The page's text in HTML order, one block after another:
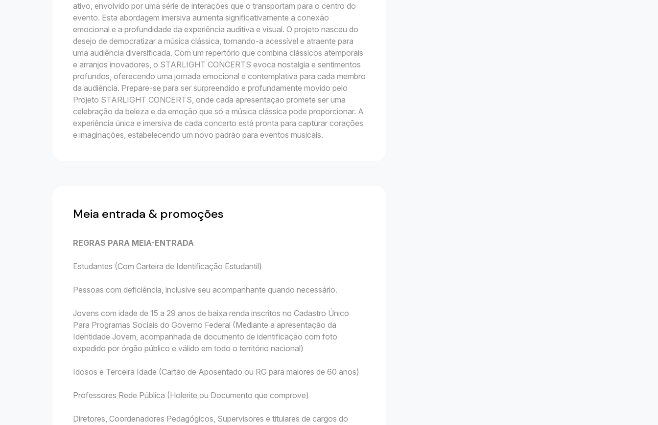
ativo, envolvido por uma série de interações que o transportam para o centro do
evento. Esta abordagem imersiva aumenta significativamente a conexão
emocional e a profundidade da experiência auditiva e visual. O projeto nasceu do
desejo de democratizar a música clássica, tornando-a acessível e atraente para
uma audiência diversificada. Com um repertório que combina clássicos atemporais
e arranjos inovadores, o STARLIGHT CONCERTS evoca nostalgia e sentimentos
profundos, oferecendo uma jornada emocional e contemplativa para cada membro
da audiência. Prepare-se para ser surpreendido e profundamente movido pelo
Projeto STARLIGHT CONCERTS, onde cada apresentação promete ser uma
celebração da beleza e da emoção que só a música clássica pode proporcionar. A
experiência única e imersiva de cada concerto está pronta para capturar corações
e imaginações, estabelecendo um novo padrão para eventos musicais.
Meia entrada & promoções
REGRAS PARA MEIA-ENTRADA
Estudantes (Com Carteira de Identificação Estudantil)
Pessoas com deficiência, inclusive seu acompanhante quando necessário.
Jovens com idade de 15 a 29 anos de baixa renda inscritos no Cadastro Único
Para Programas Sociais do Governo Federal (Mediante a apresentação da
Identidade Jovem, acompanhada de documento de identificação com foto
expedido por órgão público e válido em todo o território nacional)
Idosos e Terceira Idade (Cartão de Aposentado ou RG para maiores de 60 anos)
Professores Rede Pública (Holerite ou Documento que comprove)
Diretores, Coordenadores Pedagógicos, Supervisores e titulares de cargos do